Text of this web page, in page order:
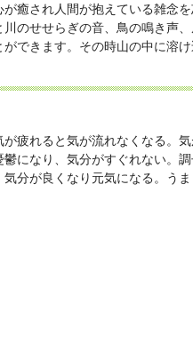
癒され人間が抱えている雑念
川のせせらぎの音、鳥の鳴き声
できます。その時山の中に溶
疲れると気が流れなくなる。
になり、気分がすぐれない。
分が良くなり元気になる。う